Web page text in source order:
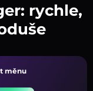
rychle,
měnu